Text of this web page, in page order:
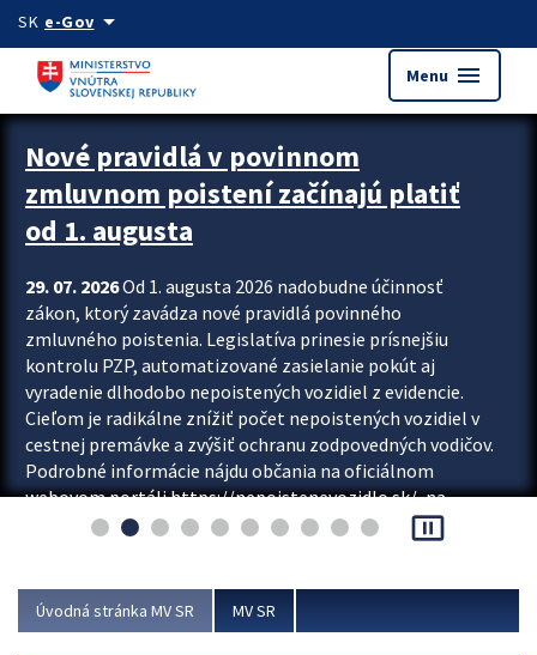
Preskocit na hlavný obsah
SK e-Govarrow_drop_down
Menu menu
Zastavit automatický posun upútavok
Nové pravidlá v povinnom
zmluvnom poistení začínajú platiť
od 1. augusta
29. 07. 2026Od 1. augusta 2026 nadobudne účinnosť
zákon, ktorý zavádza nové pravidlá povinného
zmluvného poistenia. Legislatíva prinesie prísnejšiu
kontrolu PZP, automatizované zasielanie pokút aj
vyradenie dlhodobo nepoistených vozidiel z evidencie.
Cieľom je radikálne znížiť počet nepoistených vozidiel v
cestnej premávke a zvýšiť ochranu zodpovedných vodičov.
Podrobné informácie nájdu občania na oficiálnom
webovom portáli https://nepoistenevozidlo.sk/, na
ktorom od augusta pribudne aj možnosť overiť si...
pause_presentation
Úvodná stránka MV SR MV SR